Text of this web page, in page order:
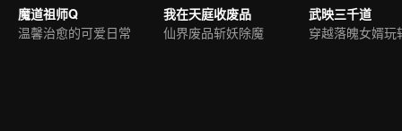
魔道祖师Q
温馨治愈的可爱日常
我在天庭收废品
仙界废品斩妖除魔
武映三千道
穿越落魄女婿玩